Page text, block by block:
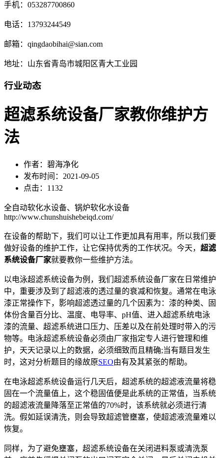
手机：053287700860
电话：13793244549
邮箱：qingdaobihai@sian.com
地址：山东省青岛市城阳区青大工业园
行业动态
超滤系统设备厂家教你维护方
法
作者：碧海净化
发布时间：2021-09-05
点击：1132
全自动软化水设备、锅炉软化水设备
http://www.chunshuishebeiqd.com/
在设备的帮助下，我们可以让工作更加具有用率，所以我们要
做好设备的维护工作，让它保持优秀的工作状况。今天， 超滤
系统设备厂家就要教你一些维护方法。
以电泳超滤系统设备为例，我们超滤系统设备厂家在日常维护
中，重要涉及到了超滤液的透过量的衰减和恢复。通常在电泳
漆正常操作下，影响超滤透过量的几个因素为：漆的种类、固
体份含量百分比、温度、电导率、pH值、进入超滤系统电泳
漆的流量、超滤系统进口压力、压差以及在前处理时带入的污
物等。电泳超滤系统设备必须由厂家指定专人进行管理和维
护，天天记录以上的数据，必须细致而且精确;当有题目发生
时，这对分析题目的缘故原SEO由有及其紧张的帮助。
在电泳超滤系统设备运行几天后，超滤系统的超滤液流量将稳
固在一个流量值上，这个稳固值便是此系统的正常值，当系统
的超滤液流量降落至正常值的70%时，该系统就必须进行清
洗。假如延误清洗，则会导致超滤管壅塞，使超滤液流量难以
恢复。
同样，为了避免壅塞，超滤系统设备在关闭进料泵或清洗泵